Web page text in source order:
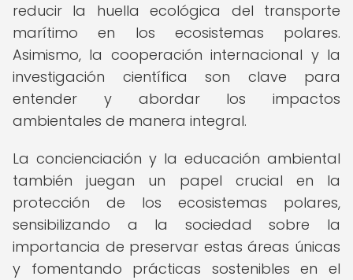
reducir la huella ecológica del transporte
marítimo en los ecosistemas polares.
Asimismo, la cooperación internacional y la
investigación científica son clave para
entender y abordar los impactos
ambientales de manera integral.
La concienciación y la educación ambiental
también juegan un papel crucial en la
protección de los ecosistemas polares,
sensibilizando a la sociedad sobre la
importancia de preservar estas áreas únicas
y fomentando prácticas sostenibles en el